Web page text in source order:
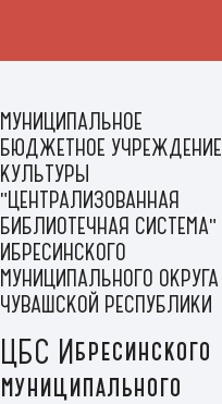
МУНИЦИПАЛЬНОЕ
БЮДЖЕТНОЕ УЧРЕЖДЕНИЕ
КУЛЬТУРЫ
"ЦЕНТРАЛИЗОВАННАЯ
БИБЛИОТЕЧНАЯ СИСТЕМА"
ИБРЕСИНСКОГО
МУНИЦИПАЛЬНОГО ОКРУГА
ЧУВАШСКОЙ РЕСПУБЛИКИ
ЦБС Ибресинского
муниципального